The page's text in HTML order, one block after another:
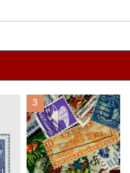
3